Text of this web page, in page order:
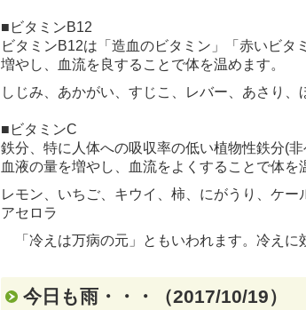
■ビタミンB12
ビタミンB12は「造血のビタミン」「赤いビ
増やし、血流を良することで体を温めます。
しじみ、あかがい、すじこ、レバー、あさり
■ビタミンC
鉄分、特に人体への吸収率の低い植物性鉄分(非
血液の量を増やし、血流をよくすることで体を
レモン、いちご、キウイ、柿、にがうり、ケ
アセロラ
「冷えは万病の元」ともいわれます。冷えに
今日も雨・・・（2017/10/19）